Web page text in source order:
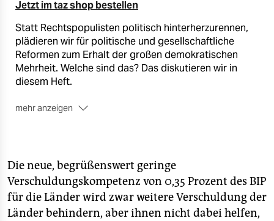
Jetzt im taz shop bestellen
Statt Rechtspopulisten politisch hinterherzurennen,
plädieren wir für politische und gesellschaftliche
Reformen zum Erhalt der großen demokratischen
Mehrheit. Welche sind das? Das diskutieren wir in
diesem Heft.
mehr anzeigen
Kühnert, Harald Welzer u. v. m..
Die neue, begrüßenswert geringe
Verschuldungskompetenz von 0,35 Prozent des BIP
für die Länder wird zwar weitere Verschuldung der
Länder behindern, aber ihnen nicht dabei helfen,